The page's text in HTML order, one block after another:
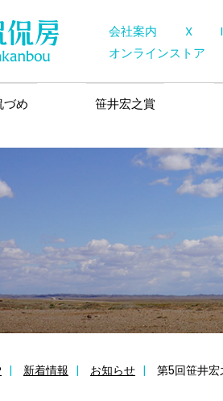
会社案内 X
オンラインストア
め 笹井宏之賞
新着情報 お知らせ 第5回笹井